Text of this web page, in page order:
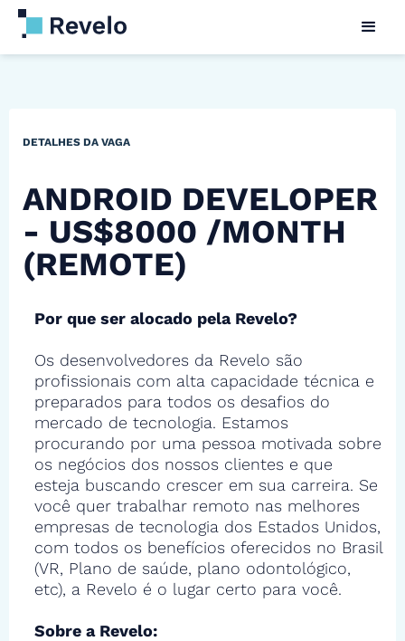
DETALHES DA VAGA
ANDROID DEVELOPER
- US$8000 /MONTH
(REMOTE)
Por que ser alocado pela Revelo?
Os desenvolvedores da Revelo são
profissionais com alta capacidade técnica e
preparados para todos os desafios do
mercado de tecnologia. Estamos
procurando por uma pessoa motivada sobre
os negócios dos nossos clientes e que
esteja buscando crescer em sua carreira. Se
você quer trabalhar remoto nas melhores
empresas de tecnologia dos Estados Unidos,
com todos os benefícios oferecidos no Brasil
(VR, Plano de saúde, plano odontológico,
etc), a Revelo é o lugar certo para você.
Sobre a Revelo: